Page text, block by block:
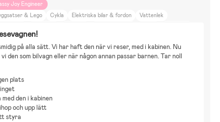
Joy Engineer
& Lego
Cykla Elektriska bilar & fordon
Vattenlek
Sam
i Hus
Bil Promenera Neutrala färger Resa
Djur & Natur
Skönhet & Mode
Inredning
på alla sätt. Vi har haft den när vi reser, med i kabinen. Nu
den som bilvagn eller när någon annan passar barnen. Tar noll
plats
med den i kabinen
och upp lätt
styra